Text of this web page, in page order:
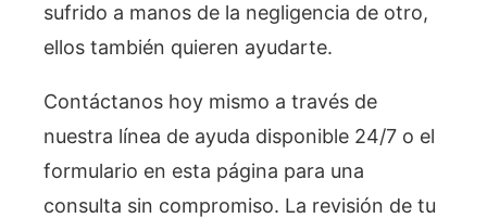
sufrido a manos de la negligencia de otro,
ellos también quieren ayudarte.
Contáctanos hoy mismo a través de
nuestra línea de ayuda disponible 24/7 o el
formulario en esta página para una
consulta sin compromiso. La revisión de tu